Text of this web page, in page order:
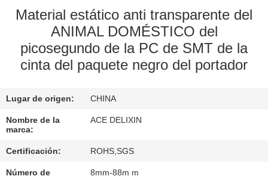
LA
FÁBRICA
CONTROL
CALIDAD
ÉNTRENOS
EN
Material estático anti transparente del
ANIMAL DOMÉSTICO del
picosegundo de la PC de SMT de la
cinta del paquete negro del portador
Lugar de origen: CHINA
Nombre de la
marca:
ACE DELIXIN
Certificación: ROHS,SGS
Número de
8mm-88m m